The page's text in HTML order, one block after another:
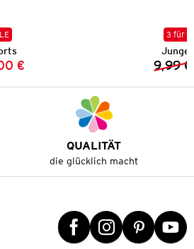
Preis:
Preis:
€
3 für 2
9,99 €
QUALITÄT
die glücklich macht